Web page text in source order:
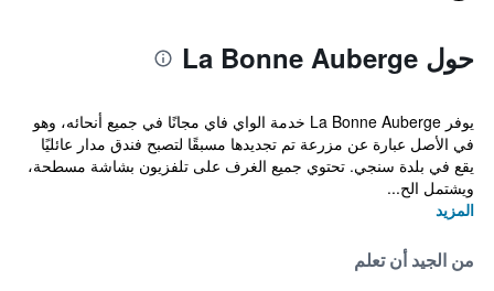
حول La Bonne Auberge
يوفر La Bonne Auberge خدمة الواي فاي مجانًا في جميع أنحائه، وهو
في الأصل عبارة عن مزرعة تم تجديدها مسبقًا لتصبح فندق مدار عائليًا
يقع في بلدة سنجي. تحتوي جميع الغرف على تلفزيون بشاشة مسطحة،
ويشتمل الح...
المزيد
من الجيد أن تعلم